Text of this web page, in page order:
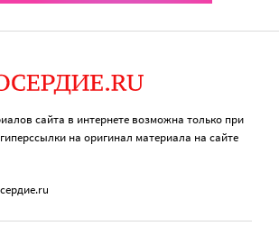
сайта в интернете возможна только при
на оригинал материала на сайте